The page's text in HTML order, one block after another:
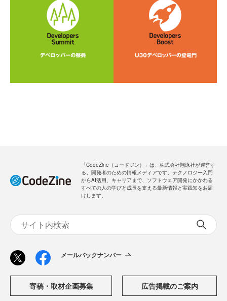
「CodeZine（コードジン）」は、株式会社翔泳社が運営す
る、開発者のための情報メディアです。テクノロジー入門
からAI活用、キャリアまで、ソフトウェア開発にかかわる
すべての人の学びと成長を支える最新情報と実践知をお届
けします。
メールバックナンバー
寄稿・取材企画募集 広告掲載のご案内